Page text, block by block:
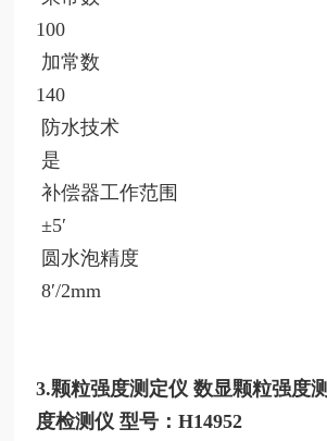
100
加常数
140
防水技术
是
补偿器工作范围
±5′
圆水泡精度
8′/2mm
3.颗粒强度测定仪 数显颗粒强度
度检测仪 型号：H14952